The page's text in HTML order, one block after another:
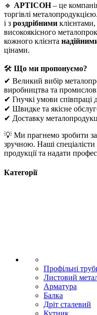
🔹 АРТІСОН– це
торгівлі
і з роздрібними
високоякісного
кожного клієнта
цінами.
🛠 Що ми пропонуємо?
✔ Великий вибір
виробництва та
✔ Гнучкі умови співпраці
✔ Швидке та якісне
✔ Доставку
💡 Ми прагнемо зробити
зручною. Наші
продукції та надати
Категорії
Профільні
Листовий
Арматура
Балка
Дріт сталевий
Кутник